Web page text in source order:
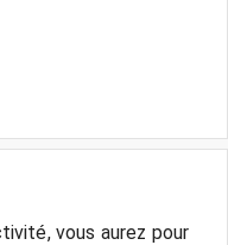
vous aurez pour